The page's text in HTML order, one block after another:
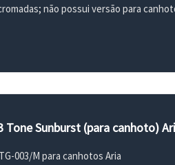
não possui versão para
Tone Sunburst (para canhoto)
003/M para canhotos Aria